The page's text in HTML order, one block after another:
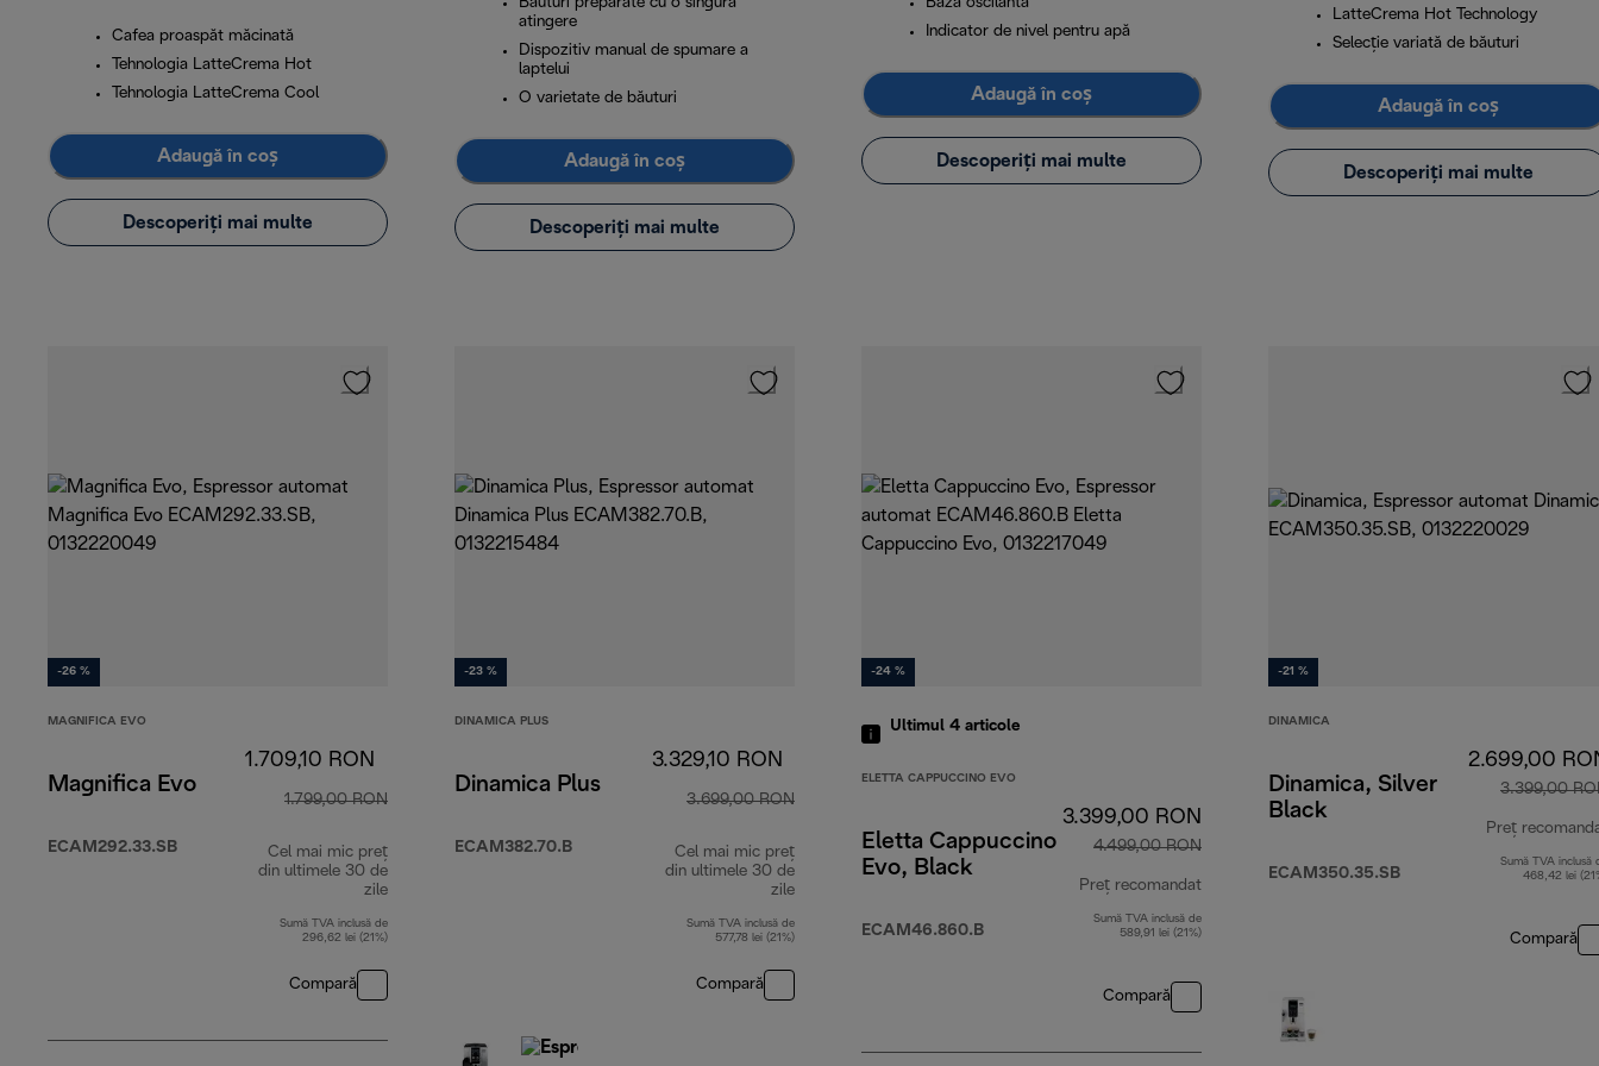
Cafea proaspăt măcinată
Tehnologia LatteCrema Hot
Tehnologia LatteCrema Cool
Adaugă în coș
Descoperiți mai multe
Băuturi preparate cu o singură
atingere
Dispozitiv manual de spumare a
laptelui
O varietate de băuturi
Adaugă în coș
Descoperiți mai multe
Bază oscilantă
Indicator de nivel pentru apă
Adaugă în coș
Descoperiți mai multe
LatteCrema Hot Technology
Selecție variată de băuturi
Adaugă în coș
Descoperiți mai multe
-26 %
MAGNIFICA EVO
Magnifica Evo
ECAM292.33.SB
1.709,10 RON
1.799,00 RON
Cel mai mic preț
din ultimele 30 de
zile
Sumă TVA inclusă de
296,62 lei (21%)
Compară
-23 %
DINAMICA PLUS
Dinamica Plus
ECAM382.70.B
3.329,10 RON
3.699,00 RON
Cel mai mic preț
din ultimele 30 de
zile
Sumă TVA inclusă de
577,78 lei (21%)
Compară
-24 %
Ultimul 4 articole
ELETTA CAPPUCCINO EVO
Eletta Cappuccino
Evo, Black
ECAM46.860.B
3.399,00 RON
4.499,00 RON
Preț recomandat
preț inițial 4.499,00 RON
Sumă TVA inclusă de
589,91 lei (21%)
Compară
-21 %
DINAMICA
Dinamica, Silver
Black
ECAM350.35.SB
2.699,00
3.399,00
Preț
Sumă TVA inclusă
468,42 lei
Compară